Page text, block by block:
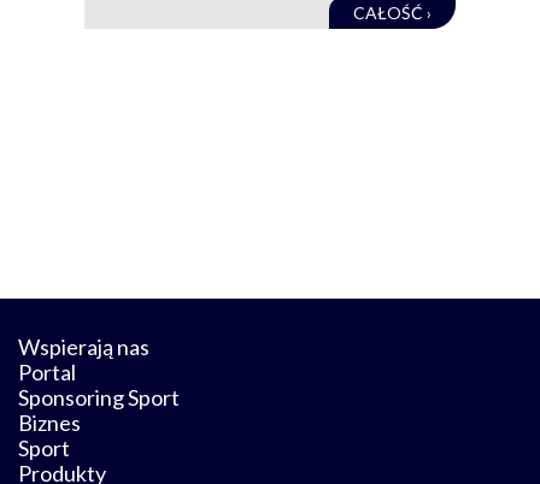
CAŁOŚĆ ›
Wspierają nas
Portal
Sponsoring Sport
Biznes
Sport
Produkty